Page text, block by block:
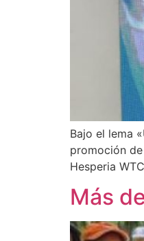
Bajo el lema
promoción
Hesperia
Más